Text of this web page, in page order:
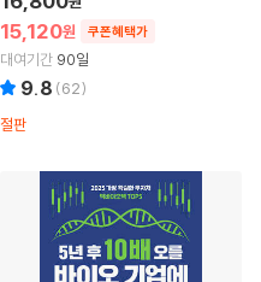
15,120원 쿠폰혜택가
대여기간 90일
9.8 (62)
절판